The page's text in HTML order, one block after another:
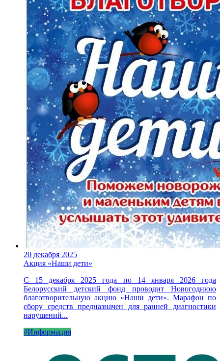
20 декабря 2025
Акция «Наши дети»
С 15 декабря 2025 года по 14 января 2026 года
Белорусский детский фонд проводит Новогоднюю
благотворительную акцию «Наши дети». Марафон по
сбору средств предназначен для ранней диагностики
нарушений...
#Информация